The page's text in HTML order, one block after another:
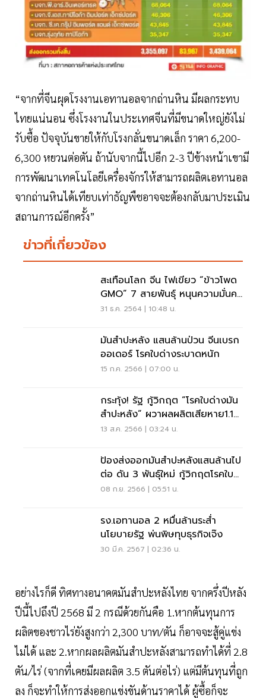
“จากที่จีนผุดโรงงานเอทานอลจากถ่านหิน มีผลกระทบ
ไทยแน่นอน ซึ่งโรงงานในประเทศจีนที่มีขนาดใหญ่ยังไม่
รับซื้อ ปัจจุบันขายให้กับโรงกลั่นขนาดเล็ก ราคา 6,200-
6,300 หยวนต่อตัน ถ้านับจากนี้ไปอีก 2-3 ปีข้างหน้าเขามี
การพัฒนาเทคโนโลยีเครื่องจักรให้สามารถผลิตเอทานอล
จากถ่านหินได้เทียบเท่าธัญพืชอาจจะต้องกลับมาประเมิน
สถานการณ์อีกครั้ง”
ข่าวที่เกี่ยวข้อง
สะเทือนโลก จีน ไฟเขียว “ข้าวโพด
GMO” 7 สายพันธุ์ หนุนความมั่นคง
ด้านอาหาร
31 ธ.ค. 2564 | 10:48 น.
มันสำปะหลัง แสนล้านป่วน จีนเบรก
ออเดอร์ โรคใบด่างระบาดหนัก
15 ก.ค. 2566 | 07:00 น.
กระทุ้ง! รัฐ กู้วิกฤต “โรคใบด่างมัน
สำปะหลัง” ผวาผลผลิตเสียหาย1.1
แสนล้าน
13 ส.ค. 2566 | 03:24 น.
ป้องส่งออกมันสำปะหลังแสนล้านไป
ต่อ ดัน 3 พันธุ์ใหม่ กู้วิกฤตโรคใบ
ด่างระบาด
08 ก.ย. 2566 | 05:51 น.
รง.เอทานอล 2 หมื่นล้านระส่ำ
นโยบายรัฐ พ่นพิษทุบธุรกิจเจ๊ง
30 มี.ค. 2567 | 02:36 น.
อย่างไรก็ดี ทิศทางอนาคตมันสำปะหลังไทย จากครึ่งปีหลัง
ปีนี้ไปถึงปี 2568 มี 2 กรณีด้วยกันคือ 1.หากต้นทุนการ
ผลิตของชาวไร่ยังสูงกว่า 2,300 บาท/ตัน ก็อาจจะสู้คู่แข่ง
ไม่ได้ และ 2.หากผลผลิตมันสำปะหลังสามารถทำได้ที่ 2.8
ตัน/ไร่ (จากที่เคยมีผลผลิต 3.5 ตันต่อไร่) แต่มีต้นทุนที่ถูก
ลง ก็จะทำให้การส่งออกแข่งขันด้านราคาได้ ผู้ซื้อก็จะ